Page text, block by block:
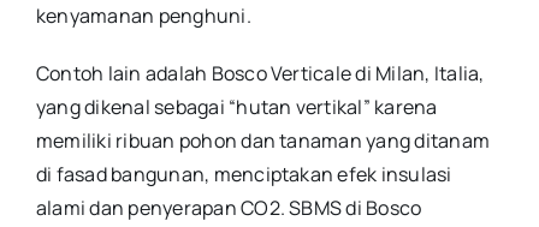
kenyamanan penghuni.
Contoh lain adalah Bosco Verticale di Milan, Italia,
yang dikenal sebagai “hutan vertikal” karena
memiliki ribuan pohon dan tanaman yang ditanam
di fasad bangunan, menciptakan efek insulasi
alami dan penyerapan CO2. SBMS di Bosco